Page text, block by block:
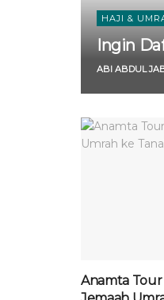
HAJI &
Ingin
ABI ABDUL
Anamta